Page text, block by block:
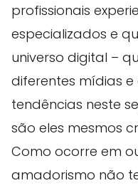
profissionais
especializados e
universo digital –
diferentes mídias
tendências neste
são eles mesmos
Como ocorre em
amadorismo não